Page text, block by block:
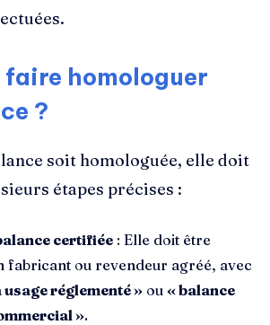
faire homologuer
?
soit homologuée, elle doit
étapes précises :
certifiée : Elle doit être
fabricant ou revendeur agréé, avec
usage réglementé » ou « balance
».